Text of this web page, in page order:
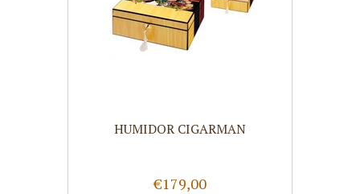
HUMIDOR CIGARMAN
€179,00